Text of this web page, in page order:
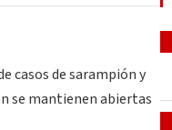
casos de sarampión y
se mantienen abiertas